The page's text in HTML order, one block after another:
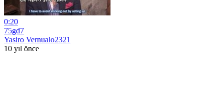
0:20
75gd7
Yasiro Vernualo2321
10 yıl önce